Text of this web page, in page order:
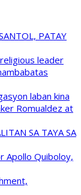
PATAY
leader
laban kina
Romualdez at
SA TAYA SA
Apollo Quiboloy,